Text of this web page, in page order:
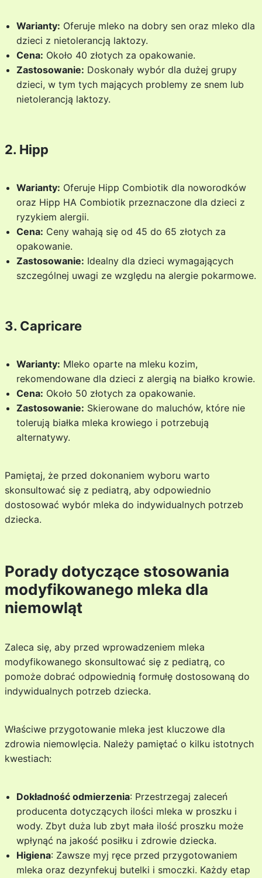
Warianty: Oferuje mleko na dobry sen oraz mleko dla
dzieci z nietolerancją laktozy.
Cena: Około 40 złotych za opakowanie.
Zastosowanie: Doskonały wybór dla dużej grupy
dzieci, w tym tych mających problemy ze snem lub
nietolerancją laktozy.
2. Hipp
Warianty: Oferuje Hipp Combiotik dla noworodków
oraz Hipp HA Combiotik przeznaczone dla dzieci z
ryzykiem alergii.
Cena: Ceny wahają się od 45 do 65 złotych za
opakowanie.
Zastosowanie: Idealny dla dzieci wymagających
szczególnej uwagi ze względu na alergie pokarmowe.
3. Capricare
Warianty: Mleko oparte na mleku kozim,
rekomendowane dla dzieci z alergią na białko krowie.
Cena: Około 50 złotych za opakowanie.
Zastosowanie: Skierowane do maluchów, które nie
tolerują białka mleka krowiego i potrzebują
alternatywy.
Pamiętaj, że przed dokonaniem wyboru warto
skonsultować się z pediatrą, aby odpowiednio
dostosować wybór mleka do indywidualnych potrzeb
dziecka.
Porady dotyczące stosowania
modyfikowanego mleka dla
niemowląt
Zaleca się, aby przed wprowadzeniem mleka
modyfikowanego skonsultować się z pediatrą, co
pomoże dobrać odpowiednią formułę dostosowaną do
indywidualnych potrzeb dziecka.
Właściwe przygotowanie mleka jest kluczowe dla
zdrowia niemowlęcia. Należy pamiętać o kilku istotnych
kwestiach:
Dokładność odmierzenia: Przestrzegaj zaleceń
producenta dotyczących ilości mleka w proszku i
wody. Zbyt duża lub zbyt mała ilość proszku może
wpłynąć na jakość posiłku i zdrowie dziecka.
Higiena: Zawsze myj ręce przed przygotowaniem
mleka oraz dezynfekuj butelki i smoczki. Każdy etap